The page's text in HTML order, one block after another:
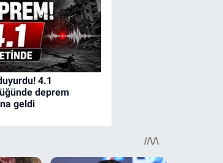
4.1
deprem
geldi